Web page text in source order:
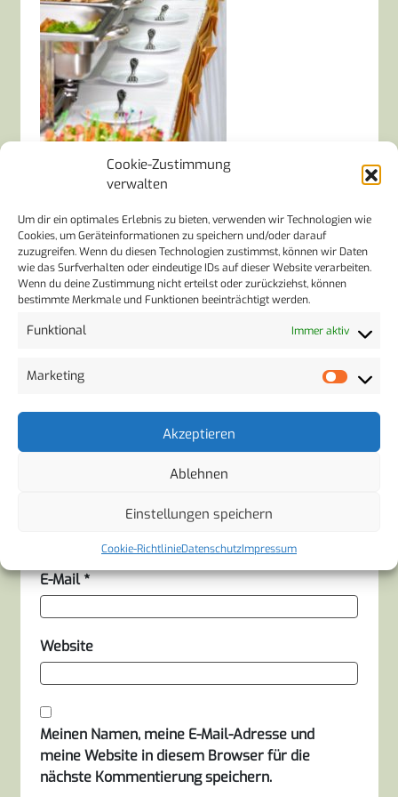
Cookie-Zustimmung
verwalten
Um dir ein optimales Erlebnis zu bieten, verwenden wir Technologien wie
Cookies, um Geräteinformationen zu speichern und/oder darauf
zuzugreifen. Wenn du diesen Technologien zustimmst, können wir Daten
wie das Surfverhalten oder eindeutige IDs auf dieser Website verarbeiten.
Wenn du deine Zustimmung nicht erteilst oder zurückziehst, können
bestimmte Merkmale und Funktionen beeinträchtigt werden.
Funktional Immer aktiv
Marketing
Akzeptieren
Ablehnen
Einstellungen speichern
Cookie-RichtlinieDatenschutzImpressum
SCHREIBE EINEN KOMMENTAR
Deine E-Mail-Adresse wird nicht veröffentlicht.
Erforderliche Felder sind mit*markiert
Kommentar
E-Mail*
Website
Meinen Namen, meine E-Mail-Adresse und
meine Website in diesem Browser für die
nächste Kommentierung speichern.